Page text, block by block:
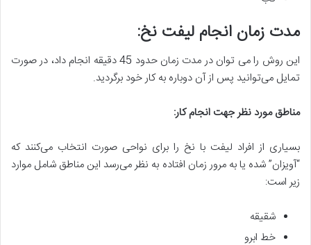
مدت زمان انجام لیفت نخ:
این روش را می توان در مدت زمان حدود 45 دقیقه انجام داد، در صورت
تمایل می‌توانید پس از آن دوباره به کار خود برگردید.
مناطق مورد نظر جهت انجام کار:
بسیاری از افراد لیفت با نخ را برای نواحی صورت انتخاب می‌کنند که
“آویزان” شده یا به مرور زمان افتاده به نظر می‌رسد این مناطق شامل موارد
زیر است:
شقیقه
خط ابرو